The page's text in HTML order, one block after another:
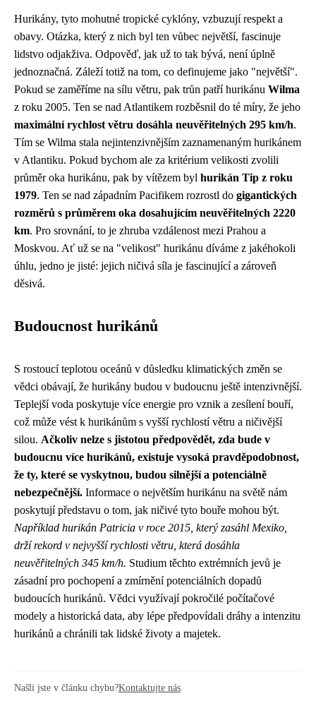
Hurikány, tyto mohutné tropické cyklóny, vzbuzují respekt a
obavy. Otázka, který z nich byl ten vůbec největší, fascinuje
lidstvo odjakživa. Odpověď, jak už to tak bývá, není úplně
jednoznačná. Záleží totiž na tom, co definujeme jako "největší".
Pokud se zaměříme na sílu větru, pak trůn patří hurikánu Wilma
z roku 2005. Ten se nad Atlantikem rozběsnil do té míry, že jeho
maximální rychlost větru dosáhla neuvěřitelných 295 km/h.
Tím se Wilma stala nejintenzivnějším zaznamenaným hurikánem
v Atlantiku. Pokud bychom ale za kritérium velikosti zvolili
průměr oka hurikánu, pak by vítězem byl hurikán Tip z roku
1979. Ten se nad západním Pacifikem rozrostl do gigantických
rozměrů s průměrem oka dosahujícím neuvěřitelných 2220
km. Pro srovnání, to je zhruba vzdálenost mezi Prahou a
Moskvou. Ať už se na "velikost" hurikánu díváme z jakéhokoli
úhlu, jedno je jisté: jejich ničivá síla je fascinující a zároveň
děsivá.
Budoucnost hurikánů
S rostoucí teplotou oceánů v důsledku klimatických změn se
vědci obávají, že hurikány budou v budoucnu ještě intenzivnější.
Teplejší voda poskytuje více energie pro vznik a zesílení bouří,
což může vést k hurikánům s vyšší rychlostí větru a ničivější
silou. Ačkoliv nelze s jistotou předpovědět, zda bude v
budoucnu více hurikánů, existuje vysoká pravděpodobnost,
že ty, které se vyskytnou, budou silnější a potenciálně
nebezpečnější. Informace o největším hurikánu na světě nám
poskytují představu o tom, jak ničivé tyto bouře mohou být.
Například hurikán Patricia v roce 2015, který zasáhl Mexiko,
drží rekord v nejvyšší rychlosti větru, která dosáhla
neuvěřitelných 345 km/h. Studium těchto extrémních jevů je
zásadní pro pochopení a zmírnění potenciálních dopadů
budoucích hurikánů. Vědci využívají pokročilé počítačové
modely a historická data, aby lépe předpovídali dráhy a intenzitu
hurikánů a chránili tak lidské životy a majetek.
Našli jste v článku chybu?Kontaktujte nás